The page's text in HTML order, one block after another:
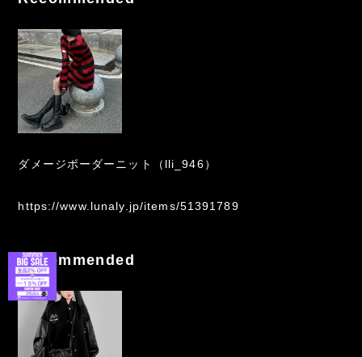
ダメージボーダーニット（lli_946）
https://www.lunaly.jp/items/51391789
Recommended